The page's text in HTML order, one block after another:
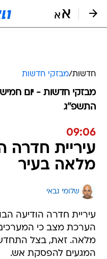
חדשות/מבזקי חדשות
התשפ"ג
09:06
עיריית חדרה
מלאה בעיר
שלומי גבאי
עיריית חדרה הודיעה
הערכת מצב כי
מלאה. זאת, בצל
המגעים להפסקת אש.